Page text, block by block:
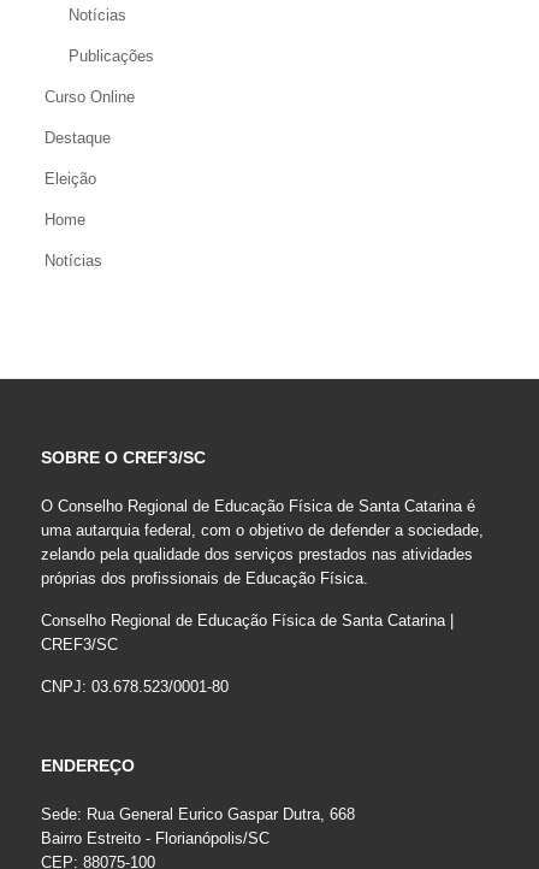
Notícias
Publicações
Curso Online
Destaque
Eleição
Home
Notícias
SOBRE O CREF3/SC
O Conselho Regional de Educação Física de Santa Catarina é
uma autarquia federal, com o objetivo de defender a sociedade,
zelando pela qualidade dos serviços prestados nas atividades
próprias dos profissionais de Educação Física.
Conselho Regional de Educação Física de Santa Catarina |
CREF3/SC
CNPJ: 03.678.523/0001-80
ENDEREÇO
Sede: Rua General Eurico Gaspar Dutra, 668
Bairro Estreito - Florianópolis/SC
CEP: 88075-100